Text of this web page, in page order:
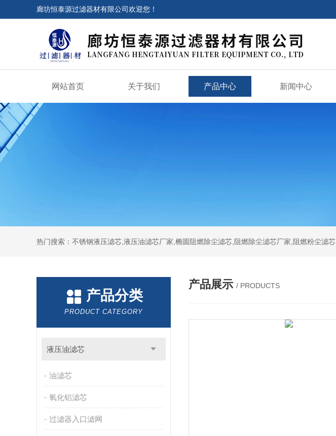
廊坊恒泰源过滤器材有限公司欢迎您！
网站首页 关于我们 产品中心 新闻中心
热门搜索：不锈钢液压滤芯,液压油滤芯厂家,椭圆阻燃除尘滤芯,阻燃除尘滤芯厂家,阻燃粉尘滤芯
产品分类
PRODUCT CATEGORY
液压油滤芯
油滤芯
氧化铝滤芯
过滤器入口滤网
产品展示 / PRODUCTS